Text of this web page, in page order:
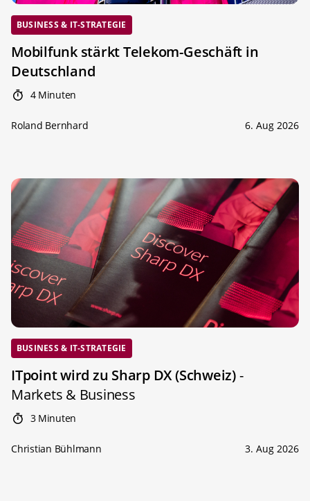
BUSINESS & IT-STRATEGIE
Mobilfunk stärkt Telekom-Geschäft in
Deutschland
4 Minuten
Roland Bernhard 6. Aug 2026
BUSINESS & IT-STRATEGIE
ITpoint wird zu Sharp DX (Schweiz)-
Markets & Business
3 Minuten
Christian Bühlmann 3. Aug 2026